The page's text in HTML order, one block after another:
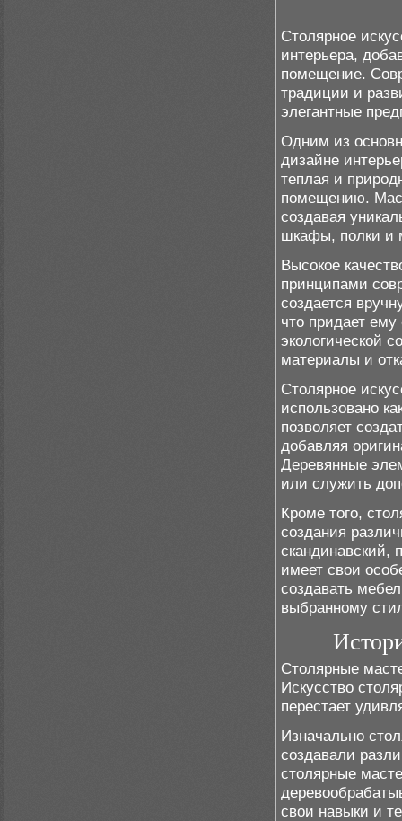
Столярное
интерьера,
помещение.
традиции и
элегантные
Одним из
дизайне
теплая и
помещению.
создавая
шкафы, полки и
Высокое
принципами
создается
что придает
экологической
материалы и
Столярное
использовано
позволяет
добавляя
Деревянные
или служить
Кроме того,
создания
скандинавский,
имеет свои
создавать
выбранному
Столярные
Искусство
перестает
Изначально
создавали
столярные
свои навыки и